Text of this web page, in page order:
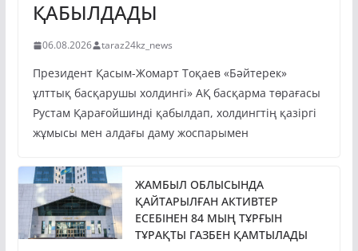
ҚАБЫЛДАДЫ
06.08.2026 taraz24kz_news
Президент Қасым-Жомарт Тоқаев «Бәйтерек»
ұлттық басқарушы холдингі» АҚ басқарма төрағасы
Рустам Қарағойшинді қабылдап, холдингтің қазіргі
жұмысы мен алдағы даму жоспарымен
ЖАМБЫЛ ОБЛЫСЫНДА
ҚАЙТАРЫЛҒАН АКТИВТЕР
ЕСЕБІНЕН 84 МЫҢ ТҰРҒЫН
ТҰРАҚТЫ ГАЗБЕН ҚАМТЫЛАДЫ